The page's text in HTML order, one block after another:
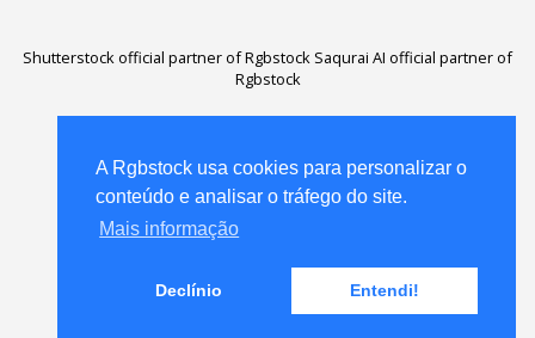
A Rgbstock usa cookies para personalizar o
conteúdo e analisar o tráfego do site.
Mais informação
Declínio Entendi!
A Rgbstock usa cookies para personalizar o
conteúdo e analisar o tráfego do site.
Mais informação
Declínio Entendi!
Shutterstock official partner of Rgbstock Saqurai AI official partner of
Rgbstock